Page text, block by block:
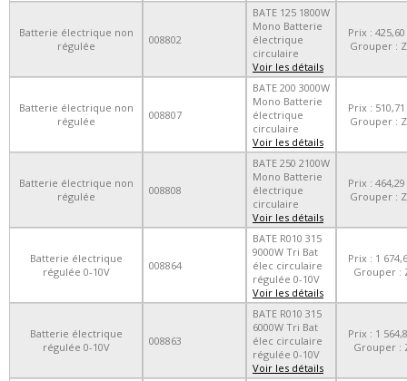
Batterie électrique non
régulée
008802
BATE 125 1800W
Mono Batterie
électrique
circulaire
Voir les détails
Prix :
Grouper :
Batterie électrique non
régulée
008807
BATE 200 3000W
Mono Batterie
électrique
circulaire
Voir les détails
Prix :
Grouper :
Batterie électrique non
régulée
008808
BATE 250 2100W
Mono Batterie
électrique
circulaire
Voir les détails
Prix :
Grouper :
Batterie électrique
régulée 0-10V
008864
BATE R010 315
9000W Tri Bat
élec circulaire
régulée 0-10V
Voir les détails
Prix : 1
Grouper :
Batterie électrique
régulée 0-10V
008863
BATE R010 315
6000W Tri Bat
élec circulaire
régulée 0-10V
Voir les détails
Prix : 1
Grouper :